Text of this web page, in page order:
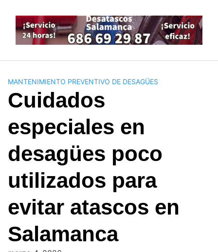
contenido
MANTENIMIENTO PREVENTIVO DE DESAGÜES
Cuidados
especiales en
desagües poco
utilizados para
evitar atascos en
Salamanca